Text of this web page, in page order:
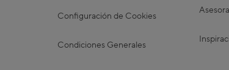
Configuración de Cookies
Condiciones Generales